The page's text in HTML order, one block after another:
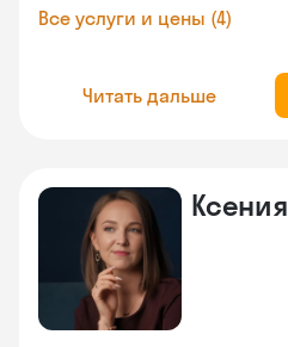
Все услуги и цены (4)
Читать дальше
Ксения